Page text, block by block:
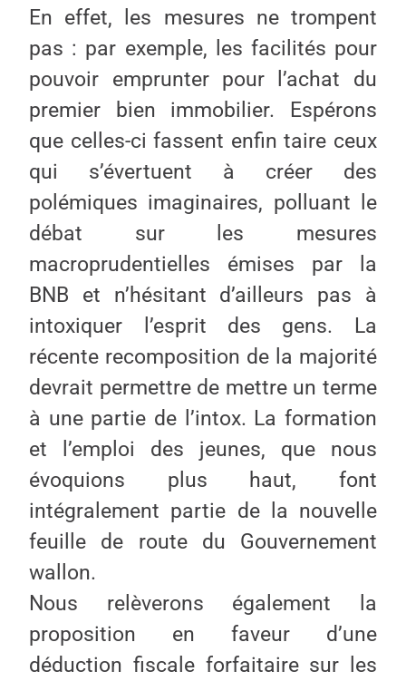
En effet, les mesures ne trompent
pas : par exemple, les facilités pour
pouvoir emprunter pour l’achat du
premier bien immobilier. Espérons
que celles-ci fassent enfin taire ceux
qui s’évertuent à créer des
polémiques imaginaires, polluant le
débat sur les mesures
macroprudentielles émises par la
BNB et n’hésitant d’ailleurs pas à
intoxiquer l’esprit des gens. La
récente recomposition de la majorité
devrait permettre de mettre un terme
à une partie de l’intox. La formation
et l’emploi des jeunes, que nous
évoquions plus haut, font
intégralement partie de la nouvelle
feuille de route du Gouvernement
wallon.
Nous relèverons également la
proposition en faveur d’une
déduction fiscale forfaitaire sur les